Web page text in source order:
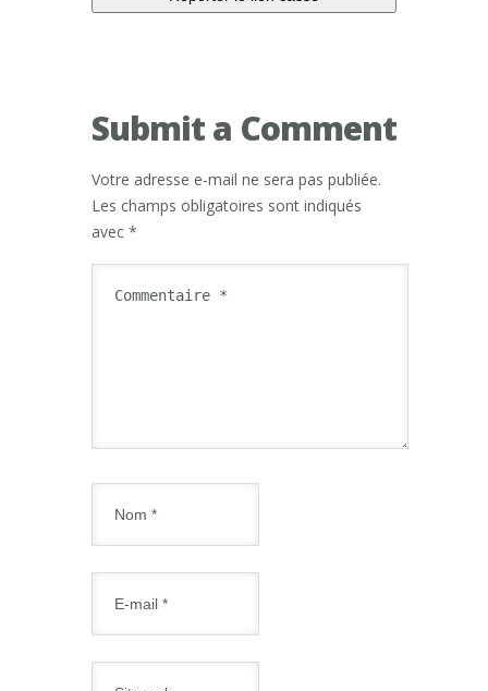
Submit a Comment
Votre adresse e-mail ne sera pas publiée.
Les champs obligatoires sont indiqués
avec *